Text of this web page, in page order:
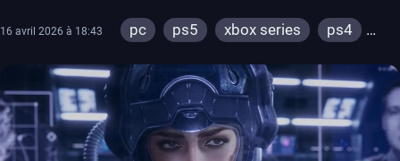
16 avril 2026 à 18:43 pc ps5 xbox series
ps4